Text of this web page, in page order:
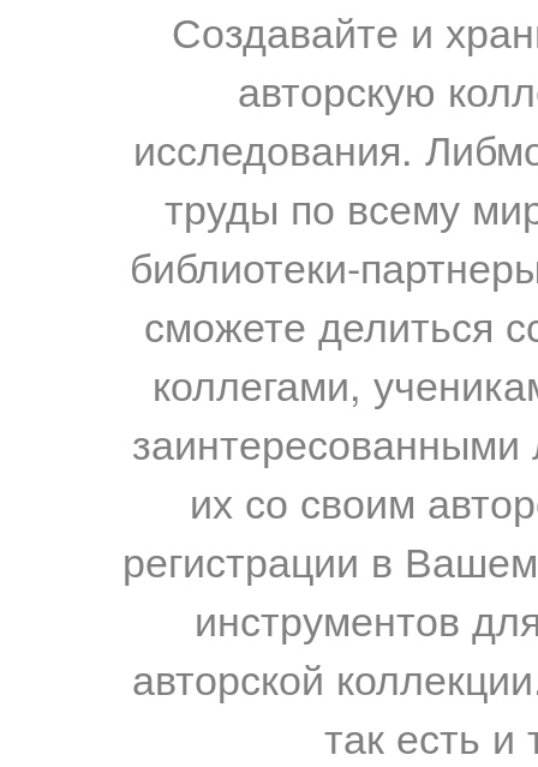
Создавайте и
авторскую
исследования.
труды по всему
библиотеки-
сможете делиться
коллегами,
их со своим
регистрации в
инструментов
авторской
так есть и